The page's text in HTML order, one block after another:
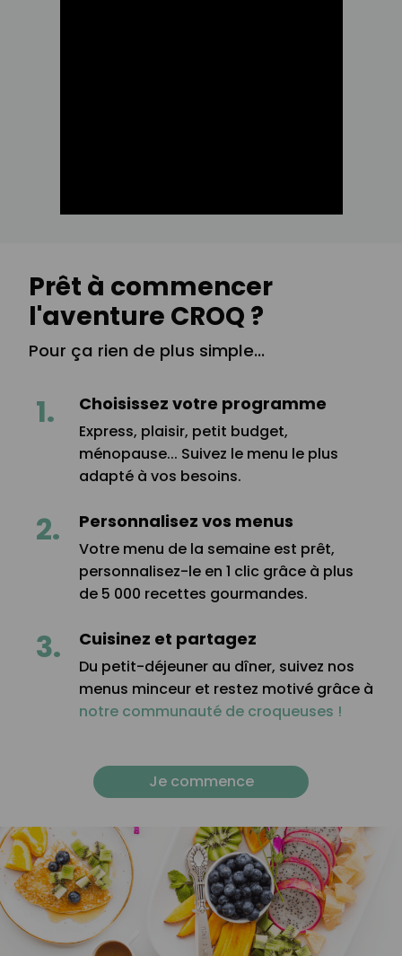
Prêt à commencer
l'aventure CROQ ?
Pour ça rien de plus simple...
Choisissez votre programme
Express, plaisir, petit budget,
ménopause... Suivez le menu le plus
adapté à vos besoins.
Personnalisez vos menus
Votre menu de la semaine est prêt,
personnalisez-le en 1 clic grâce à plus
de 5 000 recettes gourmandes.
Cuisinez et partagez
Du petit-déjeuner au dîner, suivez nos
menus minceur et restez motivé grâce à
notre communauté de croqueuses !
Je commence